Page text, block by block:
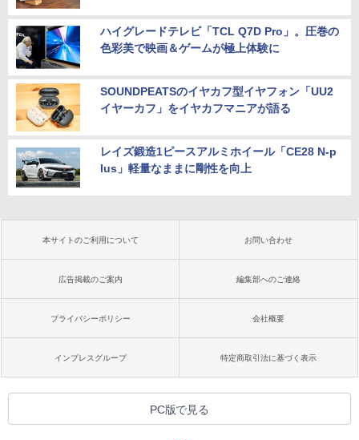
ハイグレードテレビ「TCL Q7D Pro」。圧巻の
色彩美で映画＆ゲームが極上体験に
SOUNDPEATSのイヤカフ型イヤフォン「UU2
イヤーカフ」をイヤカフマニアが語る
レイズ鍛造1ピースアルミホイール「CE28 N-p
lus」軽量なままに剛性を向上
本サイトのご利用について お問い合わせ
広告掲載のご案内 編集部へのご連絡
プライバシーポリシー 会社概要
インプレスグループ 特定商取引法に基づく表示
PC版で見る